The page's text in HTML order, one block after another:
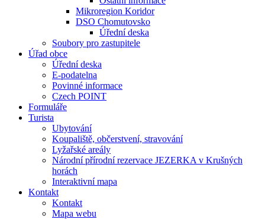
Mikroregion Koridor
DSO Chomutovsko
Úřední deska
Soubory pro zastupitele
Úřad obce
Úřední deska
E-podatelna
Povinné informace
Czech POINT
Formuláře
Turista
Ubytování
Koupaliště, občerstvení, stravování
Lyžařské areály
Národní přírodní rezervace JEZERKA v Krušných
horách
Interaktivní mapa
Kontakt
Kontakt
Mapa webu